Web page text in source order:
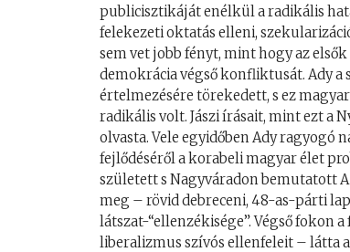
publicisztikáját enélkül a radikális
felekezeti oktatás elleni,
sem vet jobb fényt, mint hogy az
demokrácia végső konfliktusát. Ady
értelmezésére törekedett, s ez
radikális volt. Jászi írásait, mint ezt a
olvasta. Vele egyidőben Ady ragyogó
fejlődéséről a korabeli magyar élet
született s Nagyváradon bemutatott
meg – rövid debreceni, 48-as-párti
látszat-“ellenzékisége”. Végső
liberalizmus szívós ellenfeleit – látta